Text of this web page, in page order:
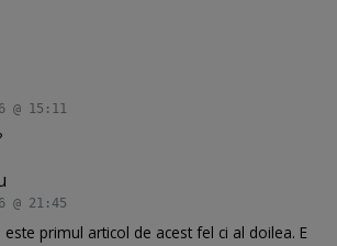
@ 15:11
@ 21:45
primul articol de acest fel ci al doilea. E